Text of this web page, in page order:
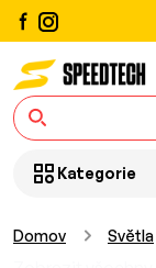
Kategorie
Domov Světla